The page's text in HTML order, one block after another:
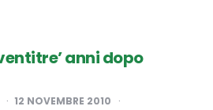
anni dopo
12 NOVEMBRE 2010